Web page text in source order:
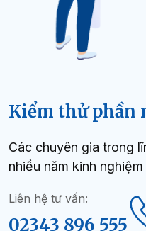
Kiểm thử phần
Các chuyên gia trong
nhiều năm kinh nghiệm
Liên hệ tư vấn:
02343 896 555